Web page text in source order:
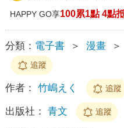
HAPPY GO享100累1點 4點
分類： 電子書 ＞ 漫畫 ＞
追蹤
作者： 竹嶋えく 追蹤
出版社： 青文 追蹤